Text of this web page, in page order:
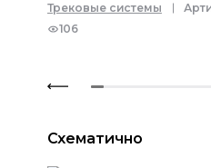
Трековые системы
106
Схематично